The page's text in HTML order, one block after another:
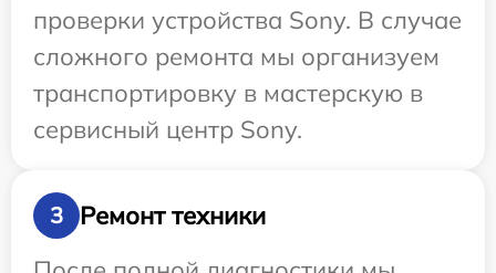
проверки устройства Sony. В случае
сложного ремонта мы организуем
транспортировку в мастерскую в
сервисный центр Sony.
3
Ремонт техники